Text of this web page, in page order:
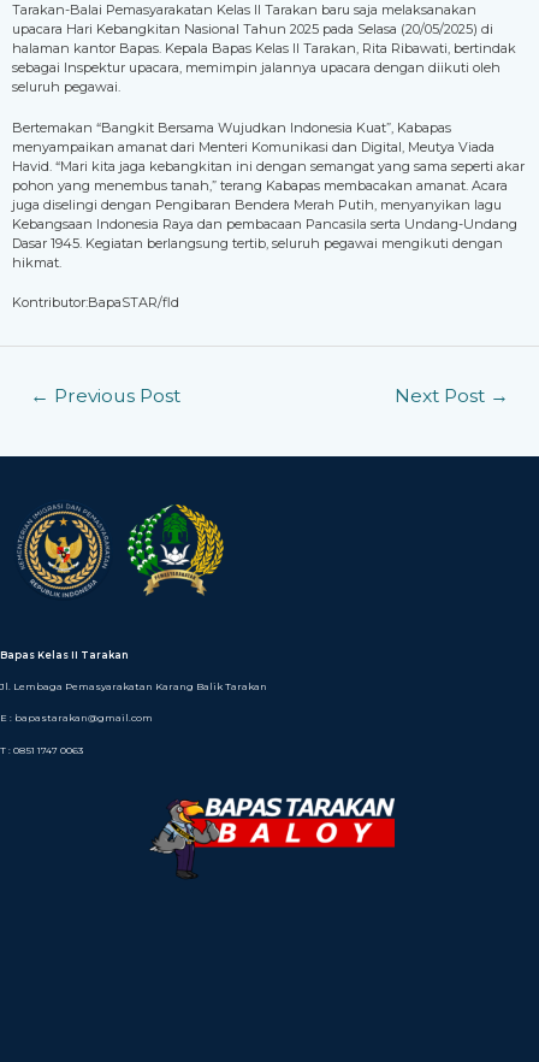
Tarakan-Balai Pemasyarakatan Kelas II Tarakan baru saja melaksanakan
upacara Hari Kebangkitan Nasional Tahun 2025 pada Selasa (20/05/2025) di
halaman kantor Bapas. Kepala Bapas Kelas II Tarakan, Rita Ribawati, bertindak
sebagai Inspektur upacara, memimpin jalannya upacara dengan diikuti oleh
seluruh pegawai.
Bertemakan “Bangkit Bersama Wujudkan Indonesia Kuat”, Kabapas
menyampaikan amanat dari Menteri Komunikasi dan Digital, Meutya Viada
Havid. “Mari kita jaga kebangkitan ini dengan semangat yang sama seperti akar
pohon yang menembus tanah,” terang Kabapas membacakan amanat. Acara
juga diselingi dengan Pengibaran Bendera Merah Putih, menyanyikan lagu
Kebangsaan Indonesia Raya dan pembacaan Pancasila serta Undang-Undang
Dasar 1945. Kegiatan berlangsung tertib, seluruh pegawai mengikuti dengan
hikmat.
Kontributor:BapaSTAR/fld
← Previous Post Next Post →
Bapas Kelas II Tarakan
Jl. Lembaga Pemasyarakatan Karang Balik Tarakan
E : bapastarakan@gmail.com
T : 0851 1747 0063